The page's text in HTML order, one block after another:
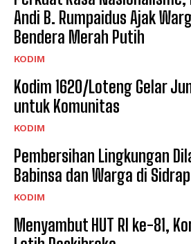
Andi B. Rumpaidus Ajak
Bendera Merah Putih
KODIM
Kodim 1620/Loteng Gelar
untuk Komunitas
KODIM
Pembersihan Lingkungan
Babinsa dan Warga di Sidrap
KODIM
Menyambut HUT RI ke-81,